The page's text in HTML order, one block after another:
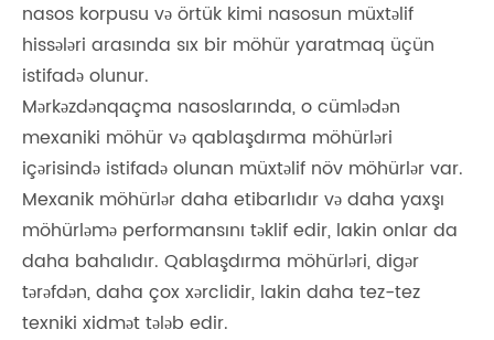
nasos korpusu və örtük kimi nasosun müxtəlif
hissələri arasında sıx bir möhür yaratmaq üçün
istifadə olunur.
Mərkəzdənqaçma nasoslarında, o cümlədən
mexaniki möhür və qablaşdırma möhürləri
içərisində istifadə olunan müxtəlif növ möhürlər var.
Mexanik möhürlər daha etibarlıdır və daha yaxşı
möhürləmə performansını təklif edir, lakin onlar da
daha bahalıdır. Qablaşdırma möhürləri, digər
tərəfdən, daha çox xərclidir, lakin daha tez-tez
texniki xidmət tələb edir.